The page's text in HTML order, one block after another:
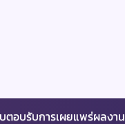
ตอบรับการเผยแพร่ผลงาน